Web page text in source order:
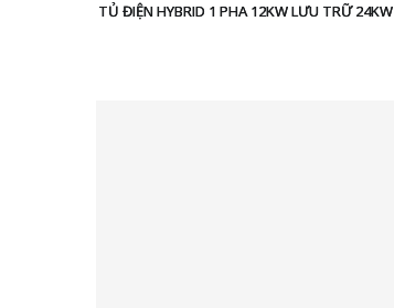
TỦ ĐIỆN HYBRID 1 PHA 12KW LƯU TRỮ 24KW